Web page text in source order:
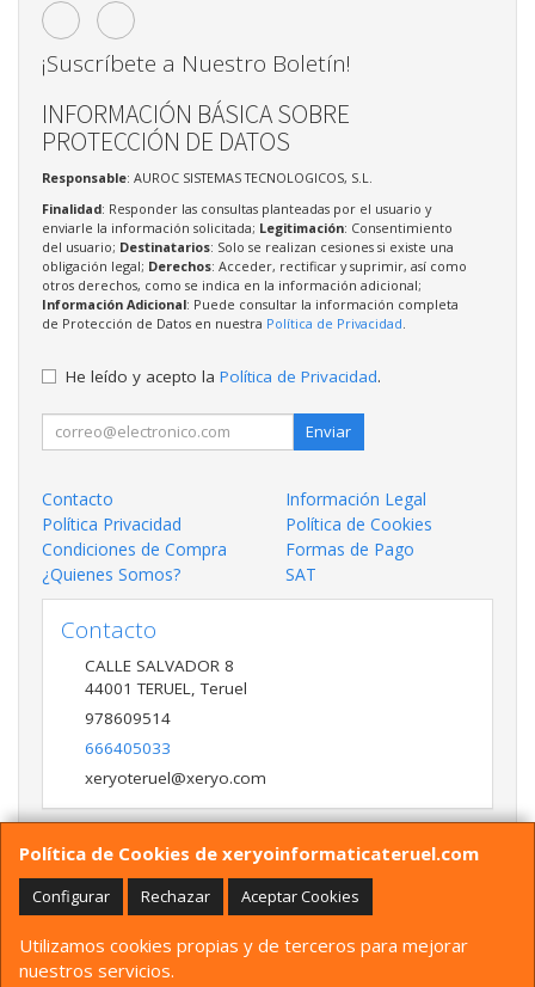
Política de Cookies de xeryoinformaticateruel.com
Configurar Rechazar Aceptar Cookies
Utilizamos cookies propias y de terceros para mejorar
nuestros servicios.
¡Suscríbete a Nuestro Boletín!
INFORMACIÓN BÁSICA SOBRE
PROTECCIÓN DE DATOS
Responsable: AUROC SISTEMAS TECNOLOGICOS, S.L.
Finalidad: Responder las consultas planteadas por el usuario y
enviarle la información solicitada; Legitimación: Consentimiento
del usuario; Destinatarios: Solo se realizan cesiones si existe una
obligación legal; Derechos: Acceder, rectificar y suprimir, así como
otros derechos, como se indica en la información adicional;
Información Adicional: Puede consultar la información completa
de Protección de Datos en nuestra Política de Privacidad.
He leído y acepto la Política de Privacidad.
Enviar
Contacto
Información Legal
Política Privacidad
Política de Cookies
Condiciones de Compra
Formas de Pago
¿Quienes Somos?
SAT
Contacto
CALLE SALVADOR 8
44001 TERUEL,Teruel
978609514
666405033
xeryoteruel@xeryo.com
Horario
LUNES A VIERNES 9:30 A 13:30 17:00 a 20:00 Y
SÁBADO 10:00 A 13:30